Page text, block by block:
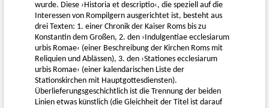
wurde. Diese ›Historia et descriptio‹, die speziell auf die
Interessen von Rompilgern ausgerichtet ist, besteht aus
drei Texten: 1. einer Chronik der Kaiser Roms bis zu
Konstantin dem Großen, 2. den ›Indulgentiae ecclesiarum
urbis Romae‹ (einer Beschreibung der Kirchen Roms mit
Reliquien und Ablässen), 3. den ›Stationes ecclesiarum
urbis Romae‹ (einer kalendarischen Liste der
Stationskirchen mit Hauptgottesdiensten).
Überlieferungsgeschichtlich ist die Trennung der beiden
Linien etwas künstlich (die Gleichheit der Titel ist darauf